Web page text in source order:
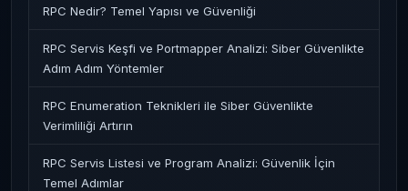
RPC Nedir? Temel Yapısı ve Güvenliği
RPC Servis Keşfi ve Portmapper Analizi: Siber Güvenlikte
Adım Adım Yöntemler
RPC Enumeration Teknikleri ile Siber Güvenlikte
Verimliliği Artırın
RPC Servis Listesi ve Program Analizi: Güvenlik İçin
Temel Adımlar